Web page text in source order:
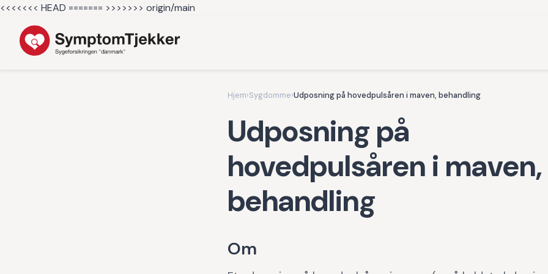
<<<<<<< HEAD ======= >>>>>>> origin/main
Hjem›Sygdomme›Udposning på hovedpulsåren i maven, behandling
Udposning på
hovedpulsåren i maven,
behandling
Om